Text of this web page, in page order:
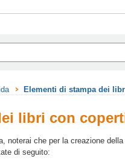
Elementi di stampa dei
libri con
noterai che per la creazione
di seguito: